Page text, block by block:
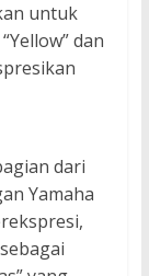
untuk
dan
dari
Yamaha